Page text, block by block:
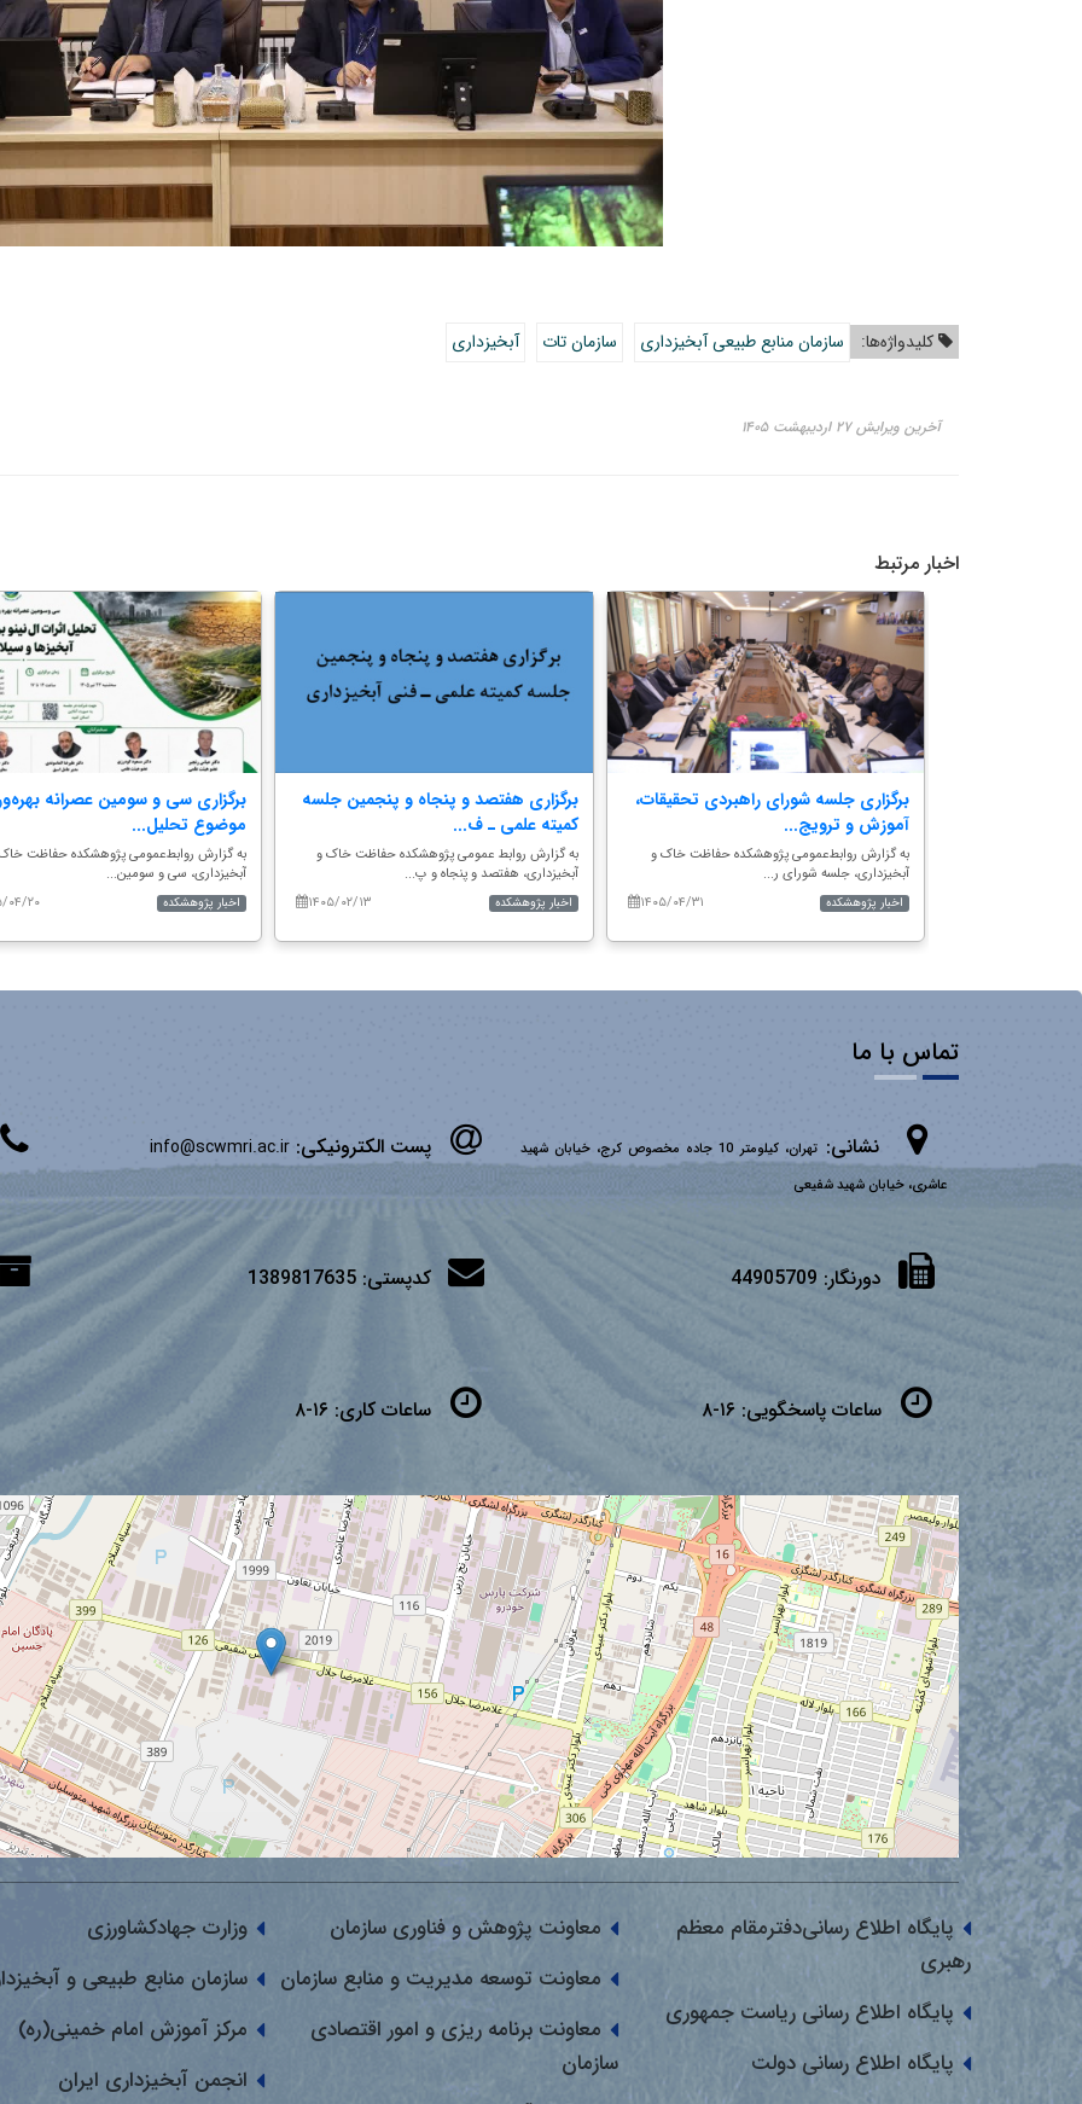
کلیدواژه‌ها: سازمان منابع طبیعی آبخیزداری سازمان تات آبخیزداری
آخرین ویرایش ۲۷ اردیبهشت ۱۴۰۵
اخبار مرتبط
برگزاری سی و سومین عصرانه
موضوع تحلیل...
به گزارش روابط‌عمومی پژوهشکده حفاظت
آبخیزداری، سی و سومین...
۱۴۰۵/
اخبار پژوهشکده
برگزاری هفتصد و پنجاه و پنجمین جلسه
کمیته علمی ـ ف...
به گزارش روابط عمومی پژوهشکده حفاظت خاک و
آبخیزداری، هفتصد و پنجاه و پ...
۱۴۰۵/۰۲/۱۳
اخبار پژوهشکده
برگزاری جلسه شورای راهبردی تحقیقات،
آموزش و ترویج...
به گزارش روابط‌عمومی پژوهشکده حفاظت خاک و
آبخیزداری، جلسه شورای ر...
۱۴۰۵/۰۴/۳۱
اخبار پژوهشکده
تماس با ما
نشانی:
تهران، کیلومتر 10 جاده مخصوص کرج، خیابان شهید
عاشری، خیابان شهید شفیعی
پست الکترونیکی:info@scwmri.ac.ir
دورنگار: 44905709 کدپستی:1389817635
ساعات پاسخگویی: ۱۶-۸ ساعات کاری: ۱۶-۸
پایگاه اطلاع رسانی‌دفترمقام معظم
رهبری
پایگاه اطلاع رسانی ریاست جمهوری
پایگاه اطلاع رسانی دولت
معاونت پژوهش و فناوری سازمان
معاونت توسعه مدیریت و منابع سازمان
معاونت برنامه ریزی و امور اقتصادی
سازمان
وزارت جهادکشاورزی
سازمان منابع طبیعی و
مرکز آموزش امام خمینی(ره)
انجمن آبخیزداری ایران